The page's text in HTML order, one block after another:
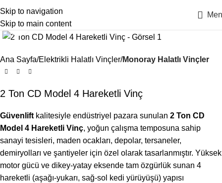
Skip to navigation
Skip to main content
Click to enlarge
Ana Sayfa Elektrikli Halatlı Vinçler Monoray Halatlı Vinçler
2 Ton CD Model 4 Hareketli Vinç
Güvenlift kalitesiyle endüstriyel pazara sunulan 2 Ton CD
Model 4 Hareketli Vinç, yoğun çalışma temposuna sahip
sanayi tesisleri, maden ocakları, depolar, tersaneler,
demiryolları ve şantiyeler için özel olarak tasarlanmıştır. Yüksek
motor gücü ve dikey-yatay eksende tam özgürlük sunan 4
hareketli (aşağı-yukarı, sağ-sol kedi yürüyüşü) yapısı